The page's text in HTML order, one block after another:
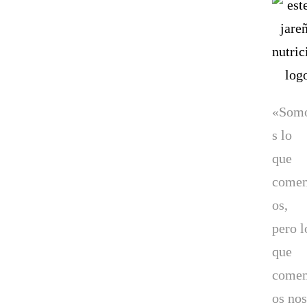
s lo
que
os,
pero
que
os nos